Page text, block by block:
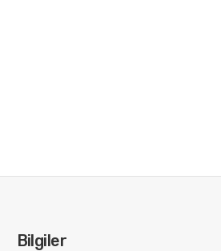
Bilgiler